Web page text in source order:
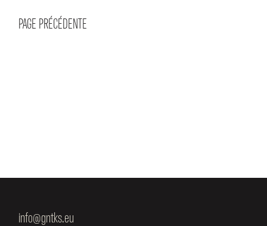
PAGE PRÉCÉDENTE
info@gntks.eu